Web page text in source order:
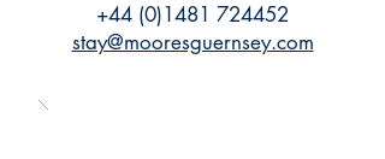
+44 (0)1481 724452
stay@mooresguernsey.com